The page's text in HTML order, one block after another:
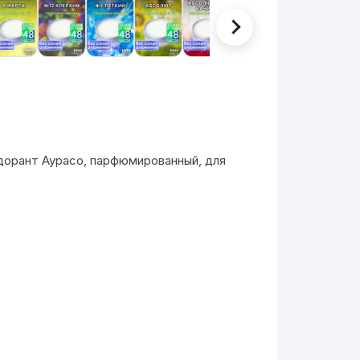
Аурасо, парфюмированный, для